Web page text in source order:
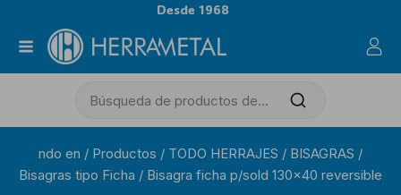
Desde 1968
ndo en / Productos / TODO HERRAJES / BISAGRAS /
Bisagras tipo Ficha / Bisagra ficha p/sold 130×40 reversible